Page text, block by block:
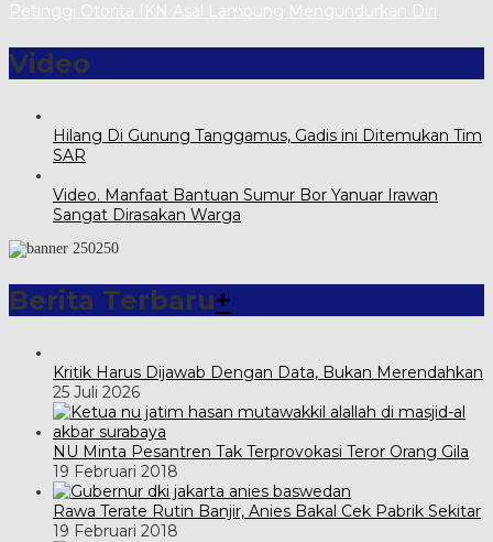
Petinggi Otorita IKN Asal Lampung Mengundurkan Diri
Video
Hilang Di Gunung Tanggamus, Gadis ini Ditemukan Tim
SAR
Video. Manfaat Bantuan Sumur Bor Yanuar Irawan
Sangat Dirasakan Warga
Berita Terbaru+
Kritik Harus Dijawab Dengan Data, Bukan Merendahkan
25 Juli 2026
NU Minta Pesantren Tak Terprovokasi Teror Orang Gila
19 Februari 2018
Rawa Terate Rutin Banjir, Anies Bakal Cek Pabrik Sekitar
19 Februari 2018